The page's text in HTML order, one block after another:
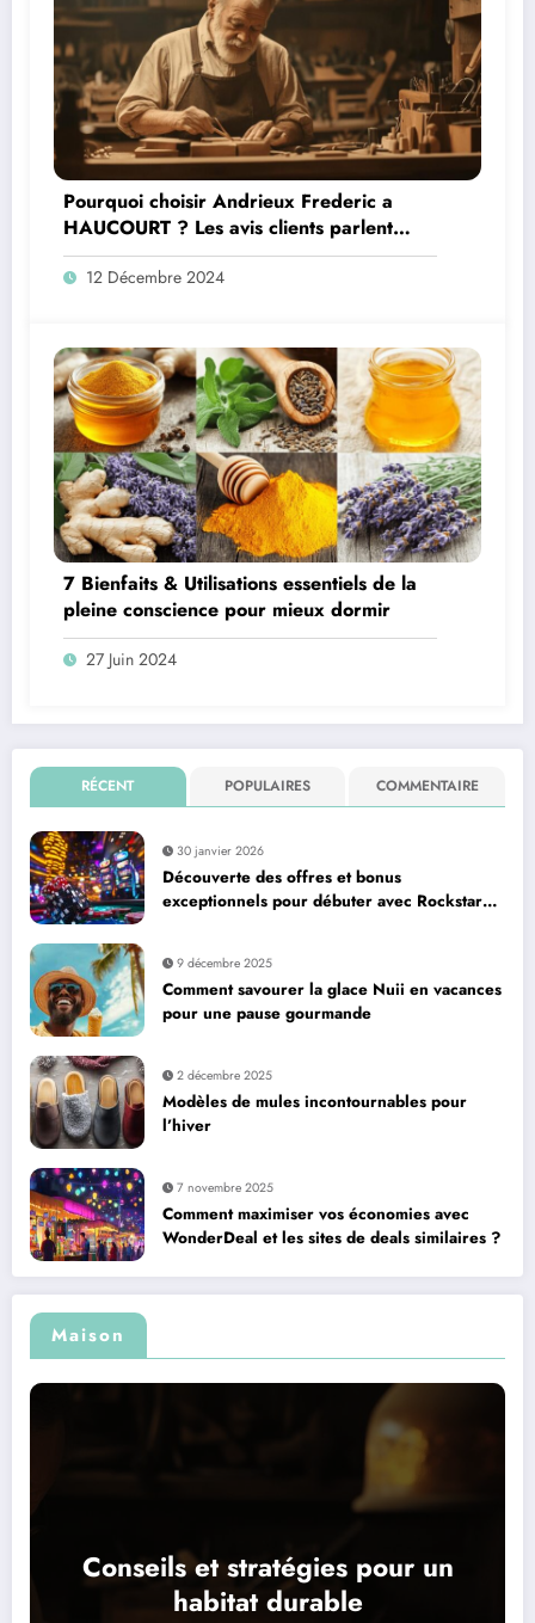
Pourquoi choisir Andrieux Frederic a
HAUCOURT ? Les avis clients parlent
d’eux-memes
12 Décembre 2024
7 Bienfaits & Utilisations essentiels de la
pleine conscience pour mieux dormir
27 Juin 2024
RÉCENT POPULAIRES COMMENTAIRE
30 janvier 2026
Découverte des offres et bonus
exceptionnels pour débuter avec Rockstar
9 décembre 2025
Comment savourer la glace Nuii en vacances
pour une pause gourmande
2 décembre 2025
Modèles de mules incontournables pour
l’hiver
7 novembre 2025
Comment maximiser vos économies avec
WonderDeal et les sites de deals similaires ?
Maison
Conseils et stratégies pour un
habitat durable